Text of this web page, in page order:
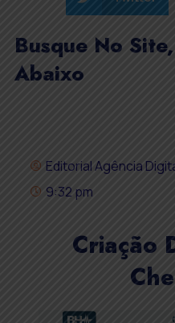
Busque No
Abaixo
Editorial Agência
9:32 pm
Criação